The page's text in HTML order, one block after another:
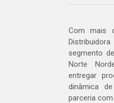
Com mais
segmento
Norte
entregar
dinâmica
parceria